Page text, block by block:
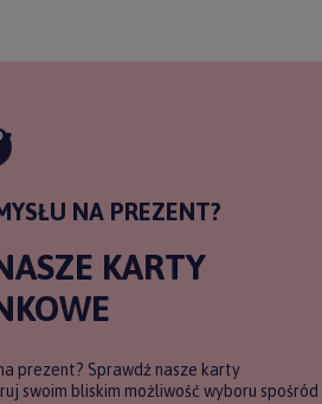
NA PREZENT?
KARTY
prezent? Sprawdź nasze karty
swoim bliskim możliwość wyboru spośród